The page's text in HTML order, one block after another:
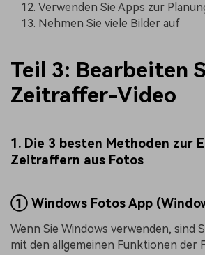
Verwenden Sie Apps zur
Nehmen Sie viele Bilder auf
Teil 3: Bearbeiten
Zeitraffer-Video
1. Die 3 besten Methoden zur
Zeitraffern aus Fotos
① Windows Fotos App
Wenn Sie Windows verwenden, sind
mit den allgemeinen Funktionen der